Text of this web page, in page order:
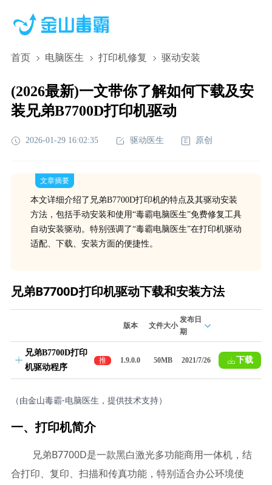
首页 电脑医生 打印机修复 驱动安装
(2026最新)一文带你了解如何下载及安
装兄弟B7700D打印机驱动
2026-01-29 16:02:35 驱动医生 原创
文章摘要
本文详细介绍了兄弟B7700D打印机的特点及其驱动安装
方法，包括手动安装和使用“毒霸电脑医生”免费修复工具
自动安装驱动。特别强调了“毒霸电脑医生”在打印机驱动
适配、下载、安装方面的便捷性。
兄弟B7700D打印机驱动下载和安装方法
版本 文件大小
发布日
期
兄弟B7700D打印
机驱动程序
推
荐
1.9.0.0 50MB 2021/7/26 下载
（由金山毒霸-电脑医生，提供技术支持）
一、打印机简介
兄弟B7700D是一款黑白激光多功能商用一体机，结
合打印、复印、扫描和传真功能，特别适合办公环境使